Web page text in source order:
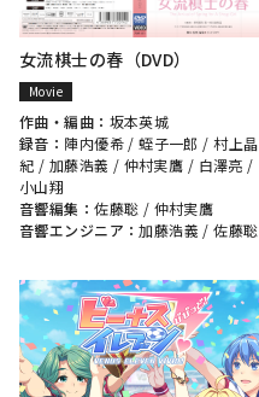
女流棋士の春（DVD）
Movie
作曲・編曲： 坂本英城
録音： 陣内優希/蛭子一郎 /村上晶
紀 / 加藤浩義 / 仲村実鷹 / 白澤亮 /
小山翔
音響編集：佐藤聡 / 仲村実鷹
音響エンジニア：加藤浩義 /佐藤聡